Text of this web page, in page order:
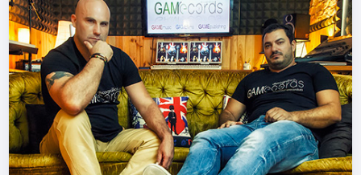
se va a vivir a Galicia y empieza a
interesarse por la gaita y el baile
tradicional, se incorpora a un grupo
de folclore en el que est&aacute;
hasta los 20 a&ntilde;os.
Despu&eacute;s emigra a Canarias,